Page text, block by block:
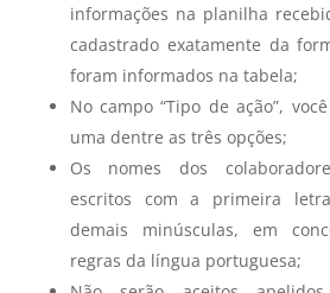
informações na planilha
cadastrado exatamente da
foram informados na tabela;
No campo “Tipo de ação”,
uma dentre as três opções;
Os nomes dos
escritos com a primeira
demais minúsculas, em
regras da língua portuguesa;